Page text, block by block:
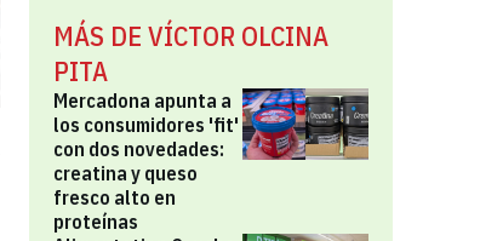
MÁS DE VÍCTOR OLCINA
PITA
Mercadona apunta a
los consumidores 'fit'
con dos novedades:
creatina y queso
fresco alto en
proteínas